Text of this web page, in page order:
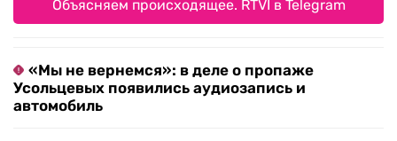
Объясняем происходящее. RTVI в Telegram
«Мы не вернемся»: в деле о пропаже
Усольцевых появились аудиозапись и
автомобиль